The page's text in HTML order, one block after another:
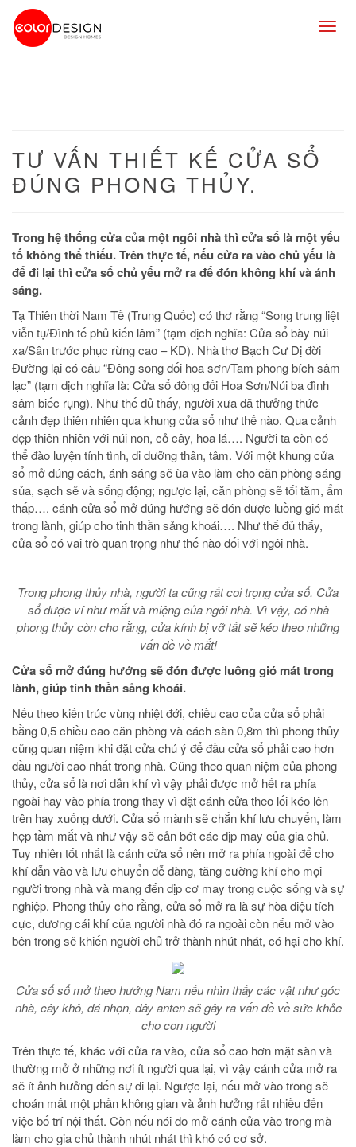
TƯ VẤN THIẾT KẾ CỬA SỔ
ĐÚNG PHONG THỦY.
Trong hệ thống cửa của một ngôi nhà thì cửa sổ là một yếu
tố không thể thiếu. Trên thực tế, nếu cửa ra vào chủ yếu là
để đi lại thì cửa sổ chủ yếu mở ra để đón không khí và ánh
sáng.
Tạ Thiên thời Nam Tề (Trung Quốc) có thơ rằng “Song trung liệt
viễn tụ/Đình tế phủ kiến lâm” (tạm dịch nghĩa: Cửa sổ bày núi
xa/Sân trước phục rừng cao – KD). Nhà thơ Bạch Cư Dị đời
Đường lại có câu “Đông song đối hoa sơn/Tam phong bích sâm
lạc” (tạm dịch nghĩa là: Cửa sổ đông đối Hoa Sơn/Núi ba đình
sâm biếc rụng). Như thế đủ thấy, người xưa đã thưởng thức
cảnh đẹp thiên nhiên qua khung cửa sổ như thế nào. Qua cảnh
đẹp thiên nhiên với núi non, cỏ cây, hoa lá…. Người ta còn có
thể đào luyện tính tình, di dưỡng thân, tâm. Với một khung cửa
sổ mở đúng cách, ánh sáng sẽ ùa vào làm cho căn phòng sáng
sủa, sạch sẽ và sống động; ngược lại, căn phòng sẽ tối tăm, ẩm
thấp…. cánh cửa sổ mở đúng hướng sẽ đón được luồng gió mát
trong lành, giúp cho tinh thần sảng khoái…. Như thế đủ thấy,
cửa sổ có vai trò quan trọng như thế nào đối với ngôi nhà.
Trong phong thủy nhà, người ta cũng rất coi trọng cửa sổ. Cửa
sổ được ví như mắt và miệng của ngôi nhà. Vì vậy, có nhà
phong thủy còn cho rằng, cửa kính bị vỡ tất sẽ kéo theo những
vấn đề về mắt!
Cửa sổ mở đúng hướng sẽ đón được luồng gió mát trong
lành, giúp tinh thần sảng khoái.
Nếu theo kiến trúc vùng nhiệt đới, chiều cao của cửa sổ phải
bằng 0,5 chiều cao căn phòng và cách sàn 0,8m thì phong thủy
cũng quan niệm khi đặt cửa chú ý để đầu cửa sổ phải cao hơn
đầu người cao nhất trong nhà. Cũng theo quan niệm của phong
thủy, cửa sổ là nơi dẫn khí vì vậy phải được mở hết ra phía
ngoài hay vào phía trong thay vì đặt cánh cửa theo lối kéo lên
trên hay xuống dưới. Cửa sổ mành sẽ chắn khí lưu chuyển, làm
hẹp tầm mắt và như vậy sẽ cản bớt các dịp may của gia chủ.
Tuy nhiên tốt nhất là cánh cửa sổ nên mở ra phía ngoài để cho
khí dẫn vào và lưu chuyển dễ dàng, tăng cường khí cho mọi
người trong nhà và mang đến dịp cơ may trong cuộc sống và sự
nghiệp. Phong thủy cho rằng, cửa sổ mở ra là sự hòa điệu tích
cực, dương cái khí của người nhà đó ra ngoài còn nếu mở vào
bên trong sẽ khiến người chủ trở thành nhút nhát, có hại cho khí.
Cửa sổ sổ mở theo hướng Nam nếu nhìn thấy các vật như góc
nhà, cây khô, đá nhọn, dây anten sẽ gây ra vấn đề về sức khỏe
cho con người
Trên thực tế, khác với cửa ra vào, cửa sổ cao hơn mặt sàn và
thường mở ở những nơi ít người qua lại, vì vậy cánh cửa mở ra
sẽ ít ảnh hưởng đến sự đi lại. Ngược lại, nếu mở vào trong sẽ
choán mất một phần không gian và ảnh hưởng rất nhiều đến
việc bố trí nội thất. Còn nếu nói do mở cánh cửa vào trong mà
làm cho gia chủ thành nhút nhát thì khó có cơ sở.